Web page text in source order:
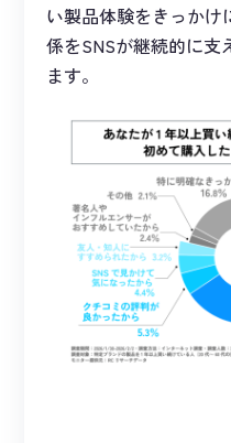
い製品体験をきっかけ
係をSNSが継続的に
ます。